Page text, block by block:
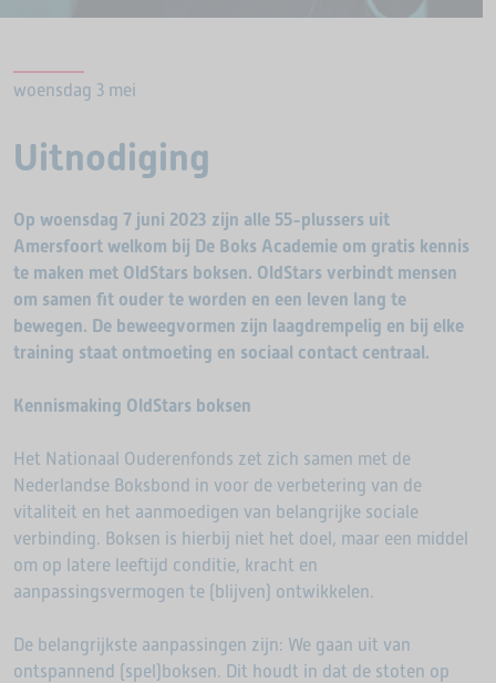
woensdag 3 mei
Uitnodiging
Op woensdag 7 juni 2023 zijn alle 55-plussers uit
Amersfoort welkom bij De Boks Academie om gratis kennis
te maken met OldStars boksen. OldStars verbindt mensen
om samen fit ouder te worden en een leven lang te
bewegen. De beweegvormen zijn laagdrempelig en bij elke
training staat ontmoeting en sociaal contact centraal.
Kennismaking OldStars boksen
Het Nationaal Ouderenfonds zet zich samen met de
Nederlandse Boksbond in voor de verbetering van de
vitaliteit en het aanmoedigen van belangrijke sociale
verbinding. Boksen is hierbij niet het doel, maar een middel
om op latere leeftijd conditie, kracht en
aanpassingsvermogen te (blijven) ontwikkelen.
De belangrijkste aanpassingen zijn: We gaan uit van
ontspannend (spel)boksen. Dit houdt in dat de stoten op